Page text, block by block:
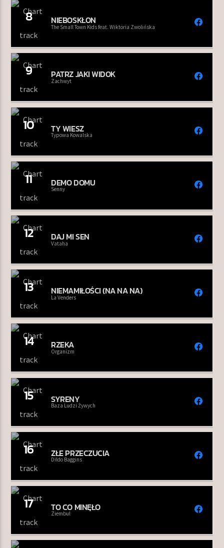
8 NIEBOSKŁON
The Small Town Kids feat. Wiktoria Zwolińska
9 PATRZ JAKI WIDOK
Zachwyt
10 TY WIESZ
Typowa Kowalska
11 DEMO DOMU
Senny
12 DAJ MI SEN
Vataha
13 NIEMAMIŁOŚCI (NA NA NA)
La Venders
14 RZEKA
Organizm
15 SYRENY
Baza Ludzi Żywych
16 ZŁE PRZECZUCIA
Dildo Baggins
17 TO CO MINĘŁO
Ziembul